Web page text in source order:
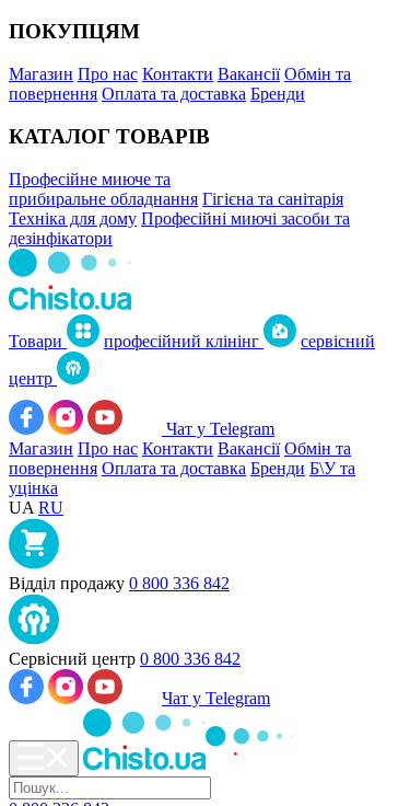
ПОКУПЦЯМ
Магазин Про нас Контакти Вакансії Обмін та
повернення Оплата та доставка Бренди
КАТАЛОГ ТОВАРІВ
Професійне миюче та
прибиральне обладнання Гігієна та санітарія
Техніка для дому Професійні миючі засоби та
дезінфікатори
Товари професійний клінінг
сервісний
центр
Чат у Telegram
Магазин Про нас Контакти Вакансії Обмін та
повернення Оплата та доставка Бренди Б\У та
уцінка
UA RU
Відділ продажу 0 800 336 842
Сервісний центр 0 800 336 842
Чат у Telegram